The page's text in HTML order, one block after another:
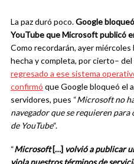
La paz duró poco.Google
YouTube que Microsoft publicó
Como recordarán, ayer miércoles
hecha y completa, por cierto–
regresado a ese sistema
confirmó que Google bloqueó el
servidores, pues “Microsoft no
navegador que se requieren
de YouTube“.
“Microsoft[…] volvió a publicar
viola nuestros términos de